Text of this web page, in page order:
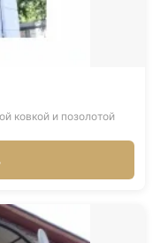
ковкой и позолотой